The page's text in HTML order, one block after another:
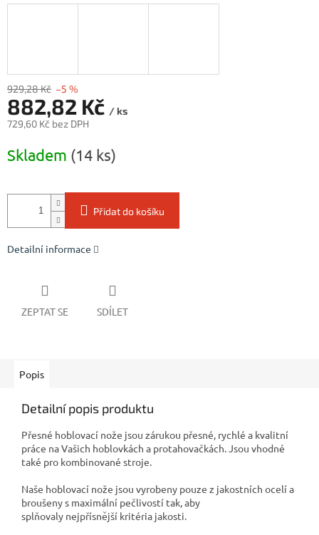
929,28 Kč –5 %
882,82 Kč / ks
729,60 Kč bez DPH
cena:
Skladem (14 ks)
Přidat do košíku
Detailní informace
ZEPTAT SE SDÍLET
Popis
Detailní popis produktu
Přesné hoblovací nože jsou zárukou přesné, rychlé a kvalitní
práce na Vašich hoblovkách a protahovačkách. Jsou vhodné
také pro kombinované stroje.
Naše hoblovací nože jsou vyrobeny pouze z jakostních ocelí a
broušeny s maximální pečlivostí tak, aby
splňovaly nejpřísnější kritéria jakosti.